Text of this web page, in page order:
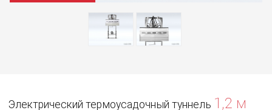
Электрический термоусадочный туннель 1,2 м